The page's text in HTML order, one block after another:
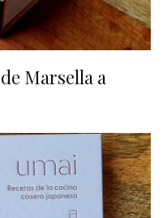
Marsella a